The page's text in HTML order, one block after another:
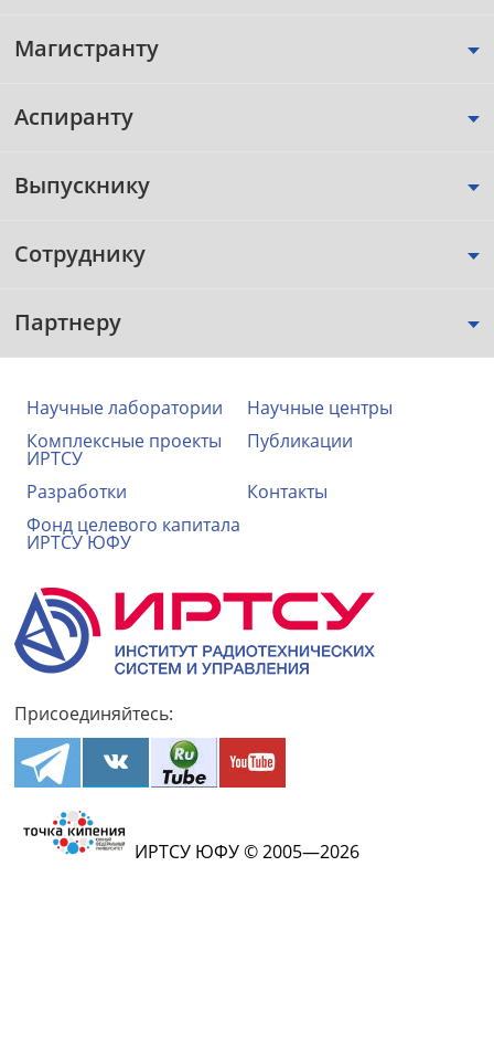
Магистранту
Аспиранту
Выпускнику
Сотруднику
Партнеру
Научные лаборатории
Научные центры
Комплексные проекты
ИРТСУ
Публикации
Разработки
Контакты
Фонд целевого капитала
ИРТСУ ЮФУ
Присоединяйтесь:
ИРТСУ ЮФУ © 2005—2026